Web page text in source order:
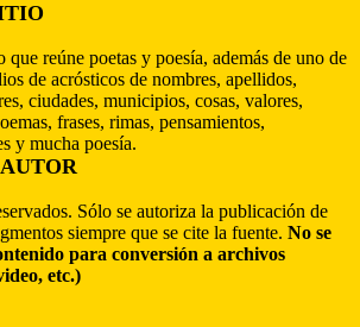
que reúne poetas y poesía, además de uno de
de acrósticos de nombres, apellidos,
ciudades, municipios, cosas, valores,
frases, rimas, pensamientos,
y mucha poesía.
Sólo se autoriza la publicación de
siempre que se cite la fuente. No se
para conversión a archivos
etc.)